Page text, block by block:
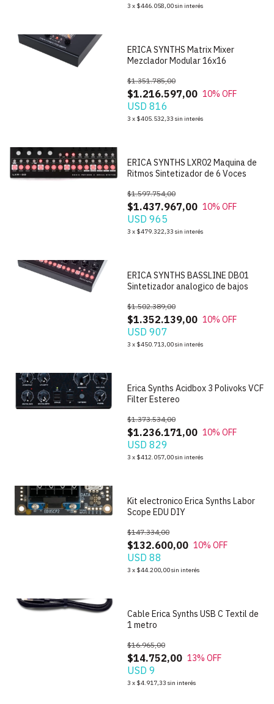
3 x $446.058,00sin interés
ERICA SYNTHS Matrix Mixer
Mezclador Modular 16x16
$1.216.597,00
$1.351.785,00
10% OFF
USD 816
3 x $405.532,33 sin interés
ERICA SYNTHS LXR02 Maquina de
Ritmos Sintetizador de 6 Voces
$1.437.967,00
$1.597.754,00
10% OFF
USD 965
3 x $479.322,33 sin interés
ERICA SYNTHS BASSLINE DB01
Sintetizador analogico de bajos
$1.352.139,00
$1.502.389,00
10% OFF
USD 907
3 x $450.713,00sin interés
Erica Synths Acidbox 3 Polivoks VCF
Filter Estereo
$1.236.171,00
$1.373.534,00
10% OFF
USD 829
3 x $412.057,00sin interés
Kit electronico Erica Synths Labor
Scope EDU DIY
$132.600,00
$147.334,00
10% OFF
USD 88
3 x $44.200,00sin interés
Cable Erica Synths USB C Textil de
1 metro
$14.752,00
$16.965,00
13% OFF
USD 9
3 x $4.917,33 sin interés